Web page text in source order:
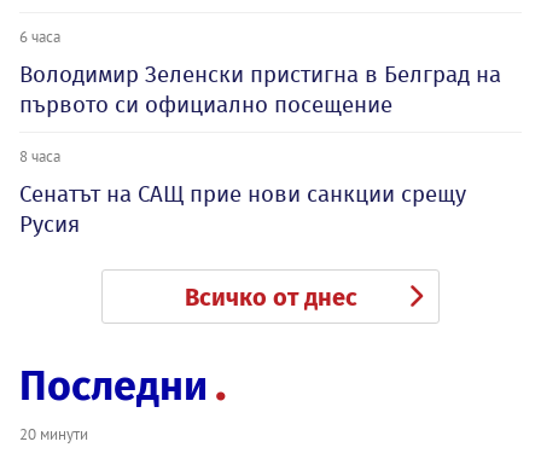
6 часа
Володимир Зеленски пристигна в Белград на
първото си официално посещение
8 часа
Сенатът на САЩ прие нови санкции срещу
Русия
Всичко от днес
Последни
20 минути